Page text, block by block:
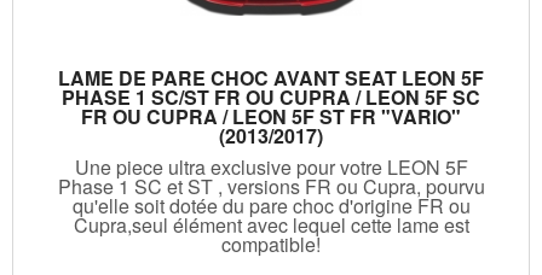
LAME DE PARE CHOC AVANT SEAT LEON 5F
PHASE 1 SC/ST FR OU CUPRA / LEON 5F SC
FR OU CUPRA / LEON 5F ST FR "VARIO"
(2013/2017)
Une piece ultra exclusive pour votre LEON 5F
Phase 1 SC et ST , versions FR ou Cupra, pourvu
qu'elle soit dotée du pare choc d'origine FR ou
Cupra,seul élément avec lequel cette lame est
compatible!